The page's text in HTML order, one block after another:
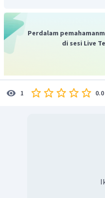
Suhu merupakan ukuran
benda.
Dengan demikian,
Jadi, jawaban yang tepat
Perdalam
di sesi Live
1 0.0